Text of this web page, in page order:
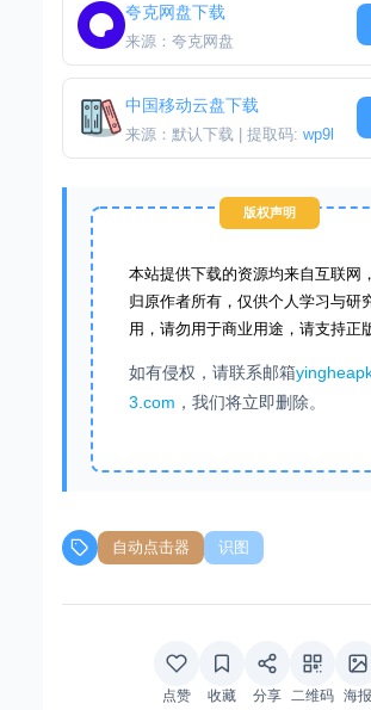
夸克网盘下载
来源：夸克网盘
中国移动云盘下载
来源：默认下载 | 提取码: wp9l
版权声明
本站提供下载的资源均来自互联网
归原作者所有，仅供个人学习与研
用，请勿用于商业用途，请支持正
如有侵权，请联系邮箱
3.com ，我们将立即删除。
自动点击器 识图
点赞 收藏 分享 二维码 海报